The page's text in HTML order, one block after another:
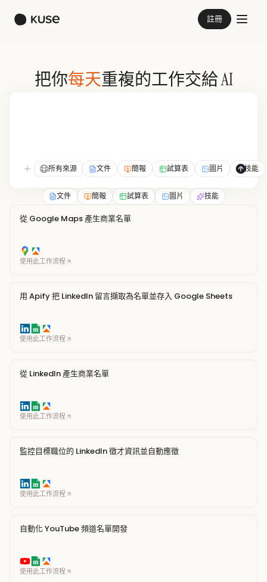
註冊
把你每天重複的工作交給 AI
所有來源 文件 簡報 試算表 圖片 技能
文件 簡報 試算表 圖片 技能
從 Google Maps 產生商業名單
使用此工作流程
用 Apify 把 LinkedIn 留言擷取為名單並存入 Google Sheets
使用此工作流程
從 LinkedIn 產生商業名單
使用此工作流程
監控目標職位的 LinkedIn 徵才資訊並自動應徵
使用此工作流程
自動化 YouTube 頻道名單開發
使用此工作流程